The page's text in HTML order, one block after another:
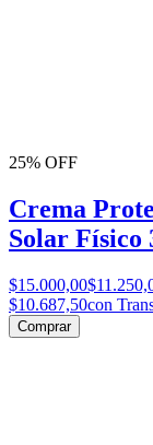
25% OFF
Crema
Solar Físico
$15.000,00
$10.687,50con
Comprar